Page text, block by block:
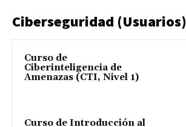
Ciberseguridad (Usuarios)
Curso de
Ciberinteligencia de
Amenazas (CTI, Nivel 1)
Curso de Introducción al